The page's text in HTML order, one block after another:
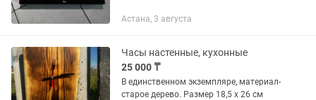
Астана, 3 августа
Часы настенные, кухонные
25 000 ₸
В единственном экземпляре, материал-
старое дерево. Размер 18,5 х 26 см